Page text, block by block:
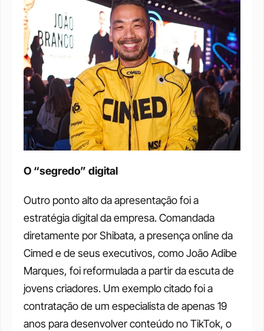
O “segredo” digital
Outro ponto alto da apresentação foi a
estratégia digital da empresa. Comandada
diretamente por Shibata, a presença online da
Cimed e de seus executivos, como João Adibe
Marques, foi reformulada a partir da escuta de
jovens criadores. Um exemplo citado foi a
contratação de um especialista de apenas 19
anos para desenvolver conteúdo no TikTok, o